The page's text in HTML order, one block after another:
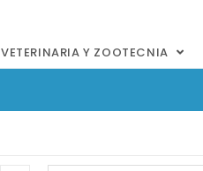
VETERINARIA Y ZOOTECNIA